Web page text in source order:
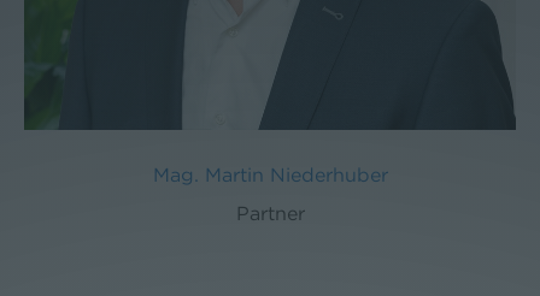
Mag. Martin Niederhuber
Partner